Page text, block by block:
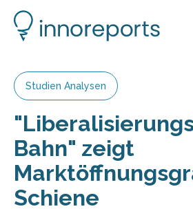
Studien Analysen
Bahn" zeigt
Schiene